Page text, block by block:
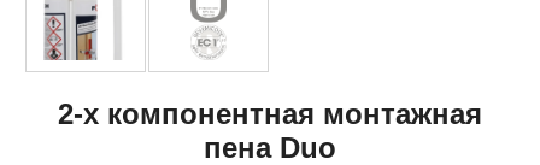
2-х компонентная монтажная
пена Duo